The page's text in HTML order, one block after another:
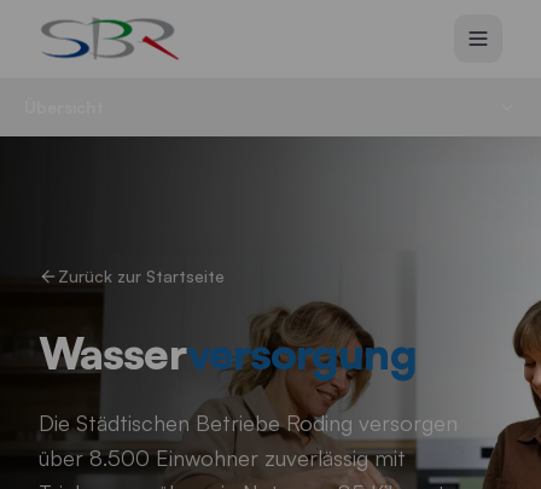
Zum Hauptinhalt springen
Zurück zur Startseite
Wasserversorgung
Die Städtischen Betriebe Roding versorgen
über 8.500 Einwohner zuverlässig mit